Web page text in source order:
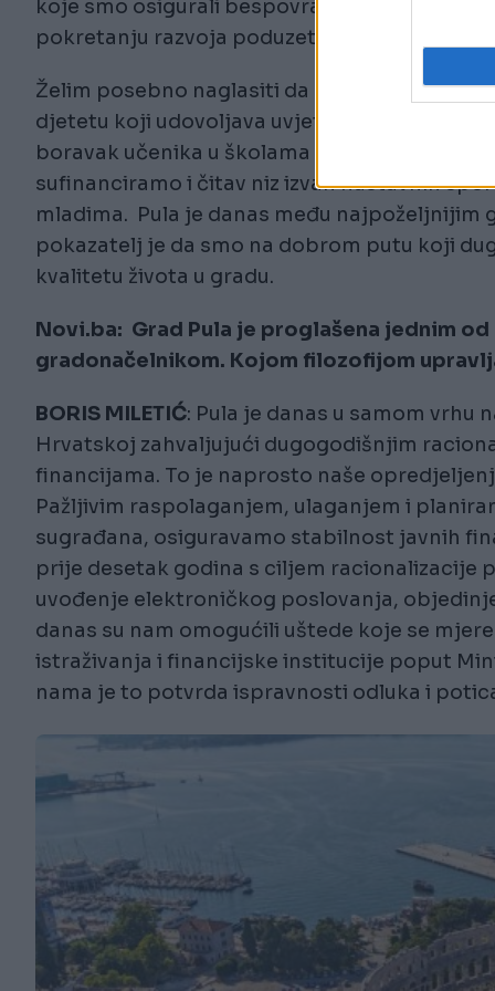
koje smo osigurali bespovratno financiranje
pokretanju razvoja poduzetničkog
Želim posebno naglasiti da u Puli nema liste
djetetu koji udovoljava uvjetima, mjesto
boravak učenika u školama kako bi
sufinanciramo i čitav niz izvan nastavnih
mladima. Pula je danas među najpoželjnijim
pokazatelj je da smo na dobrom putu koji
kvalitetu života u gradu.
Novi.ba: Grad Pula je proglašena jednim
gradonačelnikom. Kojom filozofijom
BORIS MILETIĆ: Pula je danas u samom
Hrvatskoj zahvaljujući dugogodišnjim
financijama. To je naprosto naše
Pažljivim raspolaganjem, ulaganjem i
sugrađana, osiguravamo stabilnost javnih
prije desetak godina s ciljem
uvođenje elektroničkog poslovanja,
danas su nam omogućili uštede koje se
istraživanja i financijske institucije poput
nama je to potvrda ispravnosti odluka i